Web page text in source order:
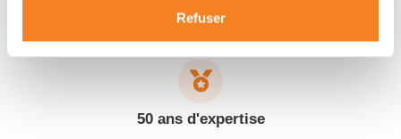
Refuser
50 ans d'expertise